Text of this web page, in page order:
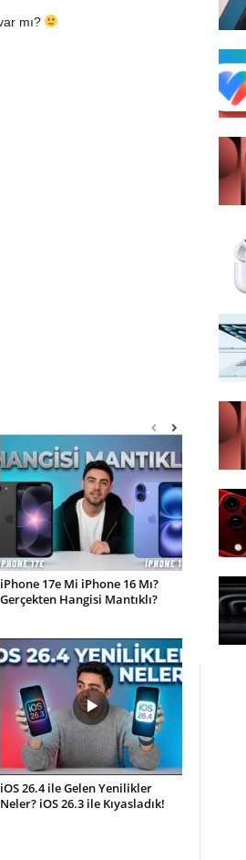
mı?
iPhone 17e Mi iPhone 16 Mı?
Gerçekten Hangisi Mantıklı?
iOS 26.4 ile Gelen Yenilikler
Neler? iOS 26.3 ile Kıyasladık!